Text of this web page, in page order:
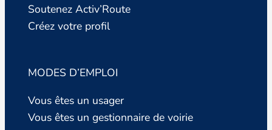
Soutenez Activ’Route
Créez votre profil
MODES D’EMPLOI
Vous êtes un usager
Vous êtes un gestionnaire de voirie